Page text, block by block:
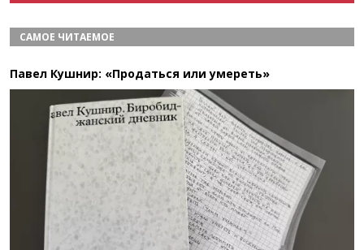
САМОЕ ЧИТАЕМОЕ
Павел Кушнир: «Продаться или умереть»